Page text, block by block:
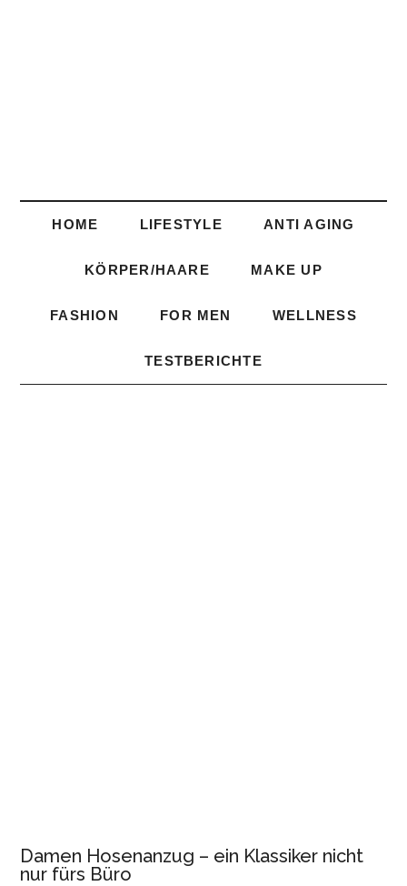
HOME LIFESTYLE ANTI AGING
KÖRPER/HAARE MAKE UP
FASHION FOR MEN WELLNESS
TESTBERICHTE
Damen Hosenanzug – ein Klassiker nicht
nur fürs Büro